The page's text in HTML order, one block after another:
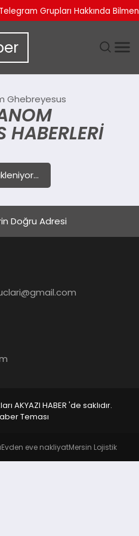
Grupları Hakkında
Ghebreyesus
HABERLERI
Doğru Adresi
AKYAZI HABER 'de saklıdır.
Teması
Evden eve nakliyatMersin Lojistik